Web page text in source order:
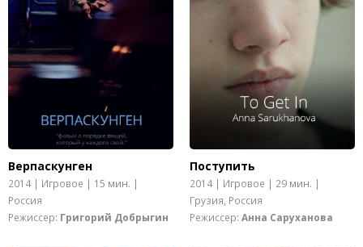
Верпаскунген
2014 | Игровое | 15 мин. |
Россия
Режиссер: Григорий Добрыгин
Поступить
2014 | Игровое | 29 мин. |
Грузия, Россия
Режиссер: Анна Саруханова